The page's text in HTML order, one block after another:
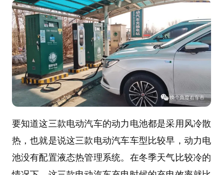
要知道这三款电动汽车的动力电池都是采用风冷散
热，也就是说这三款电动汽车车型比较早，动力电
池没有配置液态热管理系统。在冬季天气比较冷的